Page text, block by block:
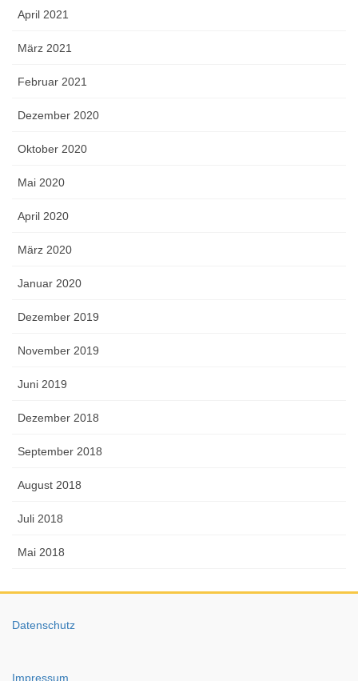
April 2021
März 2021
Februar 2021
Dezember 2020
Oktober 2020
Mai 2020
April 2020
März 2020
Januar 2020
Dezember 2019
November 2019
Juni 2019
Dezember 2018
September 2018
August 2018
Juli 2018
Mai 2018
Datenschutz
Impressum